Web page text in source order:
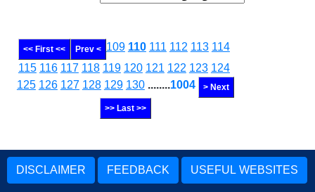
<< First << Prev < 109 110 111 112 113 114
115 116 117 118 119 120 121 122 123 124
125 126 127 128 129 130 ........1004 > Next
>> Last >>
DISCLAIMER FEEDBACK USEFUL WEBSITES